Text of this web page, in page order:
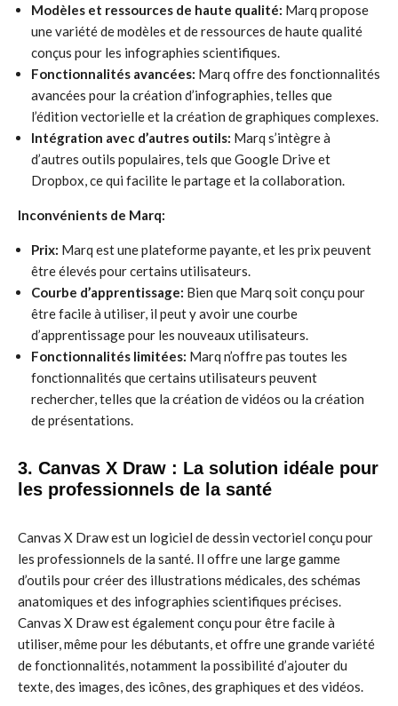
Modèles et ressources de haute qualité: Marq propose
une variété de modèles et de ressources de haute qualité
conçus pour les infographies scientifiques.
Fonctionnalités avancées: Marq offre des fonctionnalités
avancées pour la création d’infographies, telles que
l’édition vectorielle et la création de graphiques complexes.
Intégration avec d’autres outils: Marq s’intègre à
d’autres outils populaires, tels que Google Drive et
Dropbox, ce qui facilite le partage et la collaboration.
Inconvénients de Marq:
Prix: Marq est une plateforme payante, et les prix peuvent
être élevés pour certains utilisateurs.
Courbe d’apprentissage: Bien que Marq soit conçu pour
être facile à utiliser, il peut y avoir une courbe
d’apprentissage pour les nouveaux utilisateurs.
Fonctionnalités limitées: Marq n’offre pas toutes les
fonctionnalités que certains utilisateurs peuvent
rechercher, telles que la création de vidéos ou la création
de présentations.
3. Canvas X Draw : La solution idéale pour
les professionnels de la santé
Canvas X Draw est un logiciel de dessin vectoriel conçu pour
les professionnels de la santé. Il offre une large gamme
d’outils pour créer des illustrations médicales, des schémas
anatomiques et des infographies scientifiques précises.
Canvas X Draw est également conçu pour être facile à
utiliser, même pour les débutants, et offre une grande variété
de fonctionnalités, notamment la possibilité d’ajouter du
texte, des images, des icônes, des graphiques et des vidéos.